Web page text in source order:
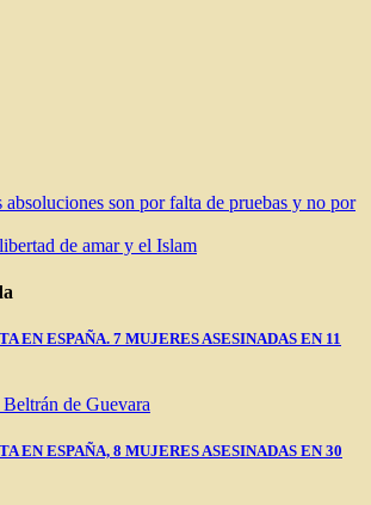
son por falta de pruebas y no por
de amar y el Islam
EN ESPAÑA. 7 MUJERES ASESINADAS EN 11
Beltrán de Guevara
EN ESPAÑA, 8 MUJERES ASESINADAS EN 30